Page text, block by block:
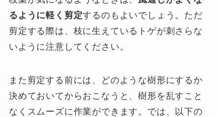
るように軽く剪定するのもよいでしょう。ただ
剪定する際は、枝に生えているトゲが刺さらな
いように注意してください。
また剪定する前には、どのような樹形にするか
決めておいてからおこなうと、樹形を乱すこと
なくスムーズに作業ができます。では、以下の